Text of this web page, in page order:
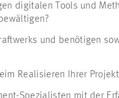
digitalen Tools und
und benötigen
Realisieren Ihrer
Spezialisten mit der